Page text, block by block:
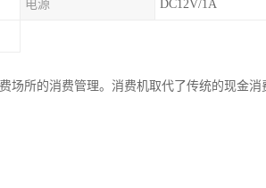
电源 DC12V/1A
场所的消费管理。消费机取代了传统的现金消